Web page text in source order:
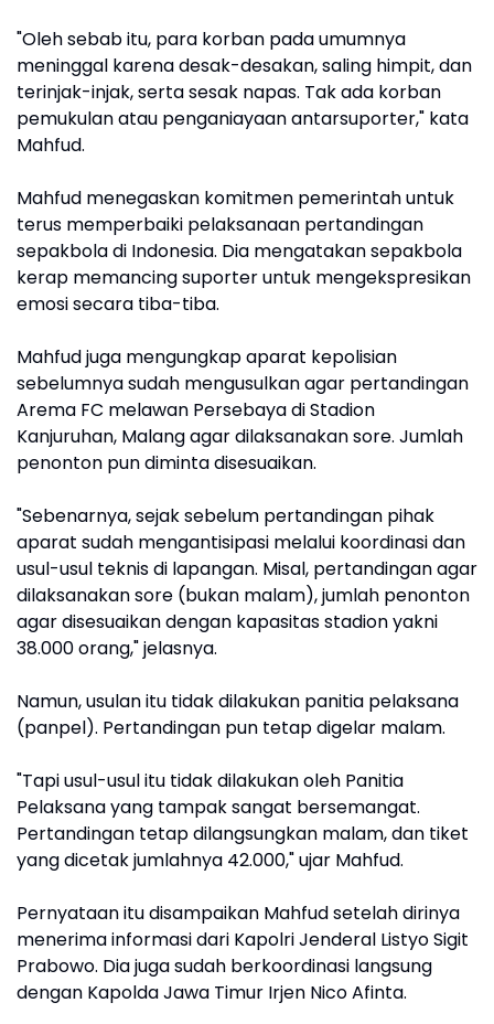
"Oleh sebab itu, para korban pada umumnya
meninggal karena desak-desakan, saling himpit, dan
terinjak-injak, serta sesak napas. Tak ada korban
pemukulan atau penganiayaan antarsuporter," kata
Mahfud.
Mahfud menegaskan komitmen pemerintah untuk
terus memperbaiki pelaksanaan pertandingan
sepakbola di Indonesia. Dia mengatakan sepakbola
kerap memancing suporter untuk mengekspresikan
emosi secara tiba-tiba.
Mahfud juga mengungkap aparat kepolisian
sebelumnya sudah mengusulkan agar pertandingan
Arema FC melawan Persebaya di Stadion
Kanjuruhan, Malang agar dilaksanakan sore. Jumlah
penonton pun diminta disesuaikan.
"Sebenarnya, sejak sebelum pertandingan pihak
aparat sudah mengantisipasi melalui koordinasi dan
usul-usul teknis di lapangan. Misal, pertandingan agar
dilaksanakan sore (bukan malam), jumlah penonton
agar disesuaikan dengan kapasitas stadion yakni
38.000 orang," jelasnya.
Namun, usulan itu tidak dilakukan panitia pelaksana
(panpel). Pertandingan pun tetap digelar malam.
"Tapi usul-usul itu tidak dilakukan oleh Panitia
Pelaksana yang tampak sangat bersemangat.
Pertandingan tetap dilangsungkan malam, dan tiket
yang dicetak jumlahnya 42.000," ujar Mahfud.
Pernyataan itu disampaikan Mahfud setelah dirinya
menerima informasi dari Kapolri Jenderal Listyo Sigit
Prabowo. Dia juga sudah berkoordinasi langsung
dengan Kapolda Jawa Timur Irjen Nico Afinta.